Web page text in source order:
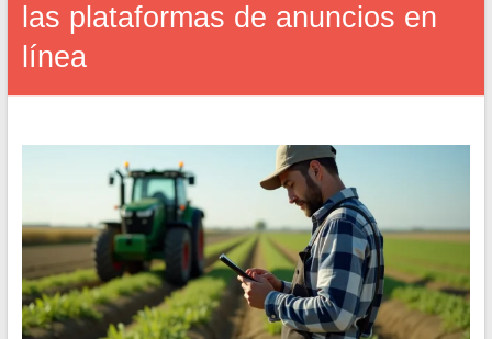
las plataformas de anuncios en
línea